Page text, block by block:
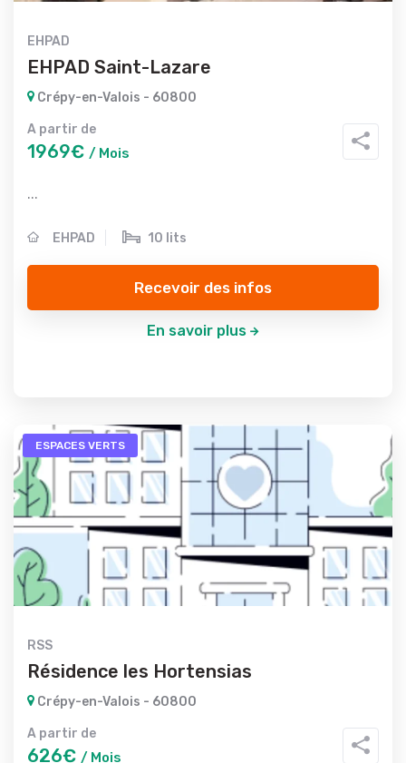
EHPAD
EHPAD Saint-Lazare
Crépy-en-Valois - 60800
A partir de
1969€ / Mois
...
EHPAD 10 lits
Recevoir des infos
En savoir plus
ESPACES VERTS
RSS
Résidence les Hortensias
Crépy-en-Valois - 60800
A partir de
626€ / Mois